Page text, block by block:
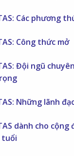
Các phương
Công thức mở
Đội ngũ
Những lãnh
dành cho cộng
tuổi